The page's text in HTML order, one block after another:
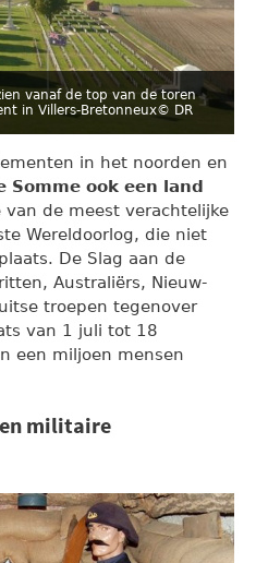
vanaf de top van de toren
in Villers-Bretonneux© DR
in het noorden en
Somme ook een land
van de meest verachtelijke
Wereldoorlog, die niet
De Slag aan de
Australiërs, Nieuw-
troepen tegenover
van 1 juli tot 18
een miljoen mensen
militaire